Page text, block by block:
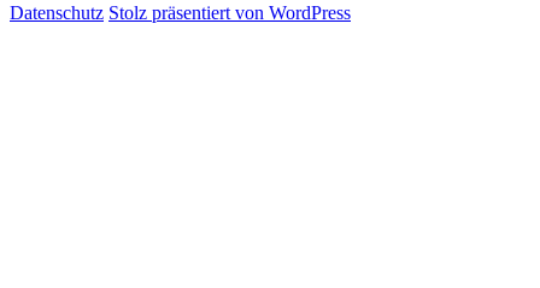
Datenschutz Stolz präsentiert von WordPress